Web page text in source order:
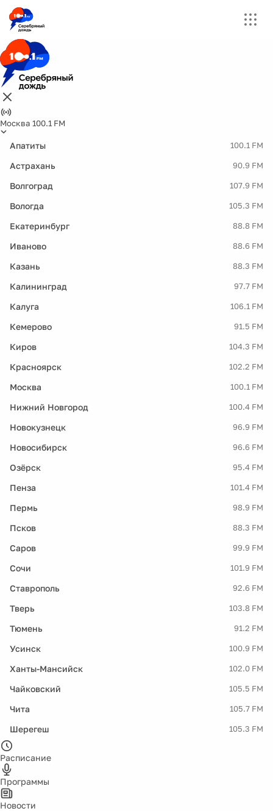
Москва 100.1 FM
Апатиты 100.1 FM
Астрахань 90.9 FM
Волгоград 107.9 FM
Вологда 105.3 FM
Екатеринбург 88.8 FM
Иваново 88.6 FM
Казань 88.3 FM
Калининград 97.7 FM
Калуга 106.1 FM
Кемерово 91.5 FM
Киров 104.3 FM
Красноярск 102.2 FM
Москва 100.1 FM
Нижний Новгород 100.4 FM
Новокузнецк 96.9 FM
Новосибирск 96.6 FM
Озёрск 95.4 FM
Пенза 101.4 FM
Пермь 98.9 FM
Псков 88.3 FM
Саров 99.9 FM
Сочи 101.9 FM
Ставрополь 92.6 FM
Тверь 103.8 FM
Тюмень 91.2 FM
Усинск 100.9 FM
Ханты-Мансийск 102.0 FM
Чайковский 105.5 FM
Чита 105.7 FM
Шерегеш 105.3 FM
Расписание
Программы
Новости